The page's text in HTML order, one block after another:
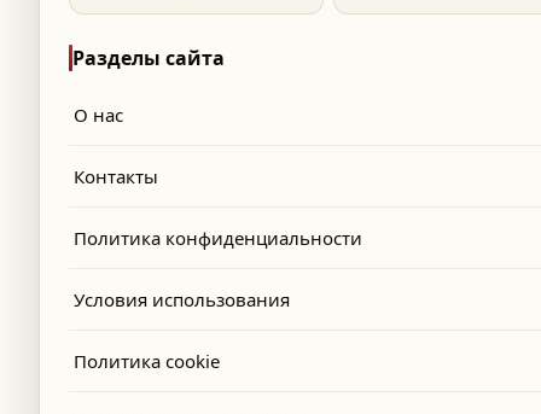
одного из самых смелых
на парижской премьере фильма
Разделы сайта
О нас
Контакты
Политика конфиденциальности
Условия использования
Политика cookie